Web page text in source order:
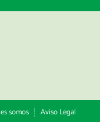
somos
Aviso Legal